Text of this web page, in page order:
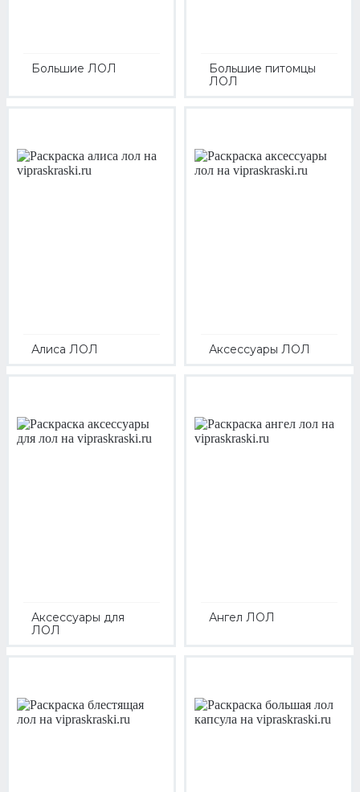
Большие ЛОЛ
Большие питомцы
ЛОЛ
Алиса ЛОЛ Аксессуары ЛОЛ
Аксессуары для
ЛОЛ
Ангел ЛОЛ